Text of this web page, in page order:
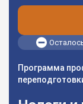
Программа